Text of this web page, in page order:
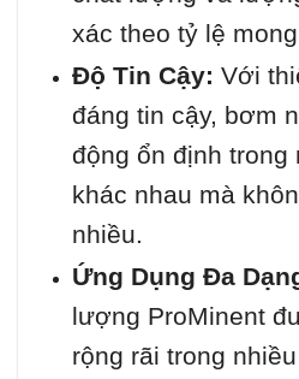
xác theo tỷ lệ
Độ Tin Cậy: Với
đáng tin cậy, bơm
động ổn định trong
khác nhau mà
nhiều.
Ứng Dụng Đa
lượng ProMinent
rộng rãi trong